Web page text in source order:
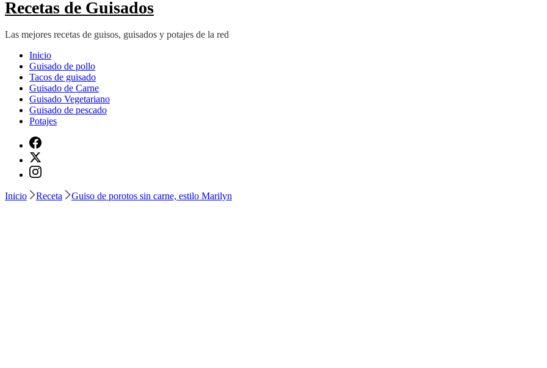
Recetas de Guisados
Las mejores recetas de guisos, guisados y potajes de la red
Inicio
Guisado de pollo
Tacos de guisado
Guisado de Carne
Guisado Vegetariano
Guisado de pescado
Potajes
Inicio Receta Guiso de porotos sin carne, estilo Marilyn